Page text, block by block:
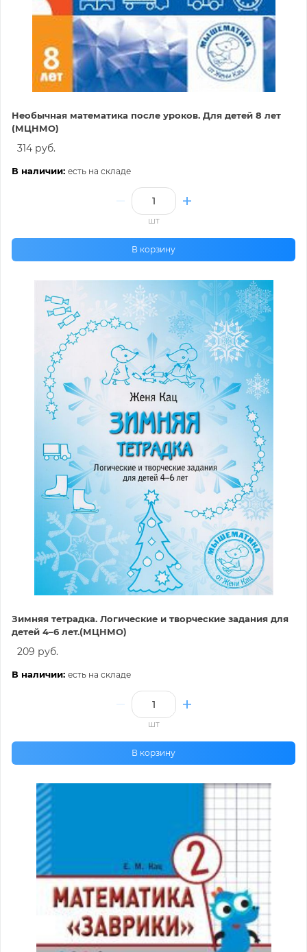
Необычная математика после уроков. Для детей 8 лет
(МЦНМО)
314 руб.
В наличии: есть на складе
шт
В корзину
Зимняя тетрадка. Логические и творческие задания для
детей 4–6 лет.(МЦНМО)
209 руб.
В наличии: есть на складе
шт
В корзину